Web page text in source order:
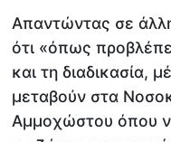
Απαντώντας σε
ότι «όπως
και τη διαδικασία,
μεταβούν στα
Αμμοχώστου όπου